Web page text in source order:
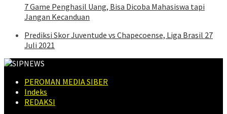
7 Game Penghasil Uang, Bisa Dicoba Mahasiswa tapi
Jangan Kecanduan
Prediksi Skor Juventude vs Chapecoense, Liga Brasil 27
Juli 2021
PEROMAN MEDIA SIBER
Indeks
REDAKSI